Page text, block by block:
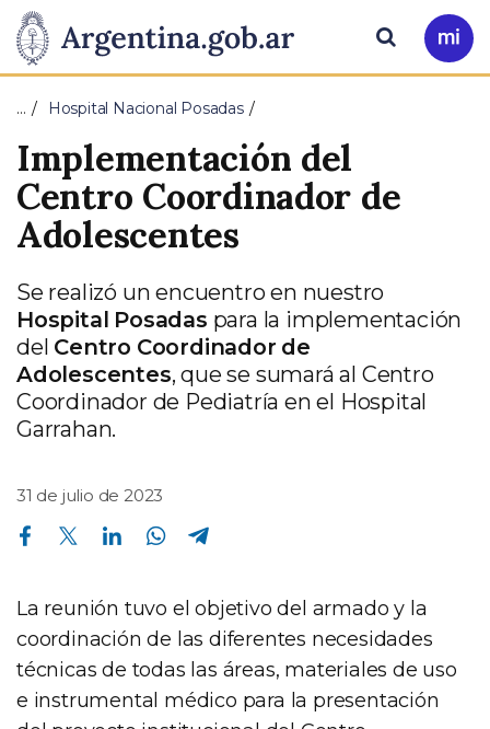
Presidencia
de
la
Nación
Pasar al contenido principal
Ir
a
Buscar
… Hospital Nacional Posadas
Implementación del
Centro Coordinador de
Adolescentes
Se realizó un encuentro en nuestro
Hospital Posadas para la implementación
del Centro Coordinador de
Adolescentes, que se sumará al Centro
Coordinador de Pediatría en el Hospital
Garrahan.
31 de julio de 2023
Compartir en Facebook Compartir en Twitter Compartir en Linkedin Compartir en Whatsapp
La reunión tuvo el objetivo del armado y la
coordinación de las diferentes necesidades
técnicas de todas las áreas, materiales de uso
e instrumental médico para la presentación